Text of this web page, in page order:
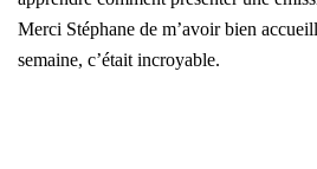
Merci Stéphane de m’avoir bien
semaine, c’était incroyable.